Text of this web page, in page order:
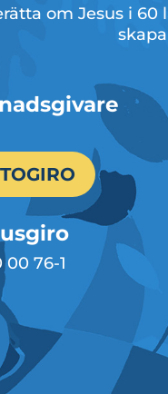
om Jesus i
00 76-1